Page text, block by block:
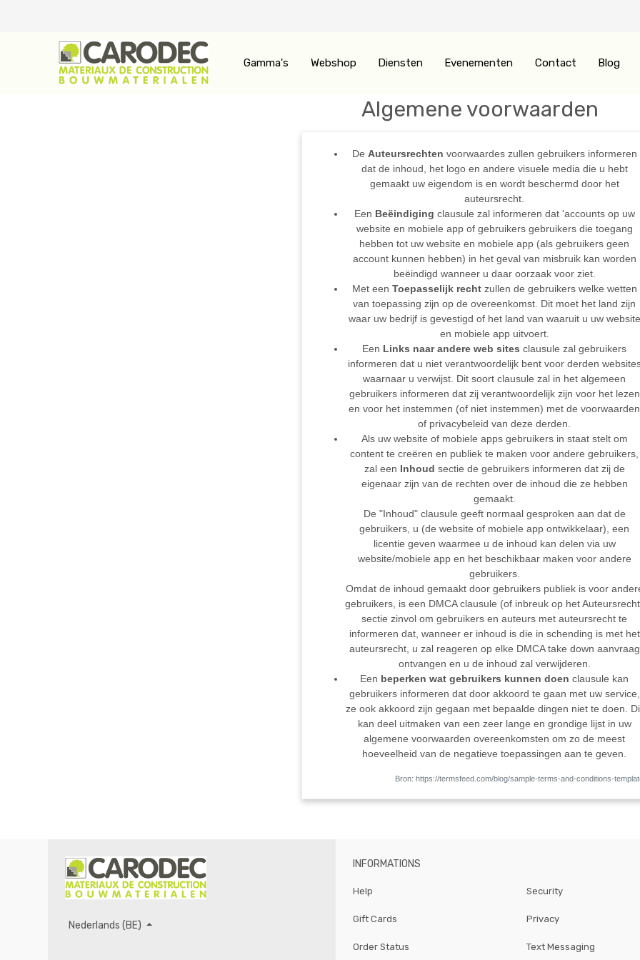
Gamma's Webshop Diensten Evenementen Contact Blog
Algemene voorwaarden
De Auteursrechten voorwaardes zullen gebruikers informeren
dat de inhoud, het logo en andere visuele media die u hebt
gemaakt uw eigendom is en wordt beschermd door het
auteursrecht.
Een Beëindiging clausule zal informeren dat 'accounts op uw
website en mobiele app of gebruikers gebruikers die toegang
hebben tot uw website en mobiele app (als gebruikers geen
account kunnen hebben) in het geval van misbruik kan worden
beëindigd wanneer u daar oorzaak voor ziet.
Met een Toepasselijk rechtzullen de gebruikers welke wetten
van toepassing zijn op de overeenkomst. Dit moet het land zijn
waar uw bedrijf is gevestigd of het land van waaruit u uw website
en mobiele app uitvoert.
Een Links naar andere web sites clausule zal gebruikers
informeren dat u niet verantwoordelijk bent voor derden
waarnaar u verwijst. Dit soort clausule zal in het algemeen
gebruikers informeren dat zij verantwoordelijk zijn voor het lezen
en voor het instemmen (of niet instemmen) met de voorwaarden
of privacybeleid van deze derden.
Als uw website of mobiele apps gebruikers in staat stelt om
content te creëren en publiek te maken voor andere gebruikers,
zal een Inhoud sectie de gebruikers informeren dat zij de
eigenaar zijn van de rechten over de inhoud die ze hebben
gemaakt.
De "Inhoud" clausule geeft normaal gesproken aan dat de
gebruikers, u (de website of mobiele app ontwikkelaar), een
licentie geven waarmee u de inhoud kan delen via uw
website/mobiele app en het beschikbaar maken voor andere
gebruikers.
Omdat de inhoud gemaakt door gebruikers publiek is voor
gebruikers, is een DMCA clausule (of inbreuk op het
sectie zinvol om gebruikers en auteurs met auteursrecht te
informeren dat, wanneer er inhoud is die in schending is met het
auteursrecht, u zal reageren op elke DMCA take down aanvraag
ontvangen en u de inhoud zal verwijderen.
Een beperken wat gebruikers kunnen doen clausule kan
gebruikers informeren dat door akkoord te gaan met uw service,
ze ook akkoord zijn gegaan met bepaalde dingen niet te doen.
kan deel uitmaken van een zeer lange en grondige lijst in uw
algemene voorwaarden overeenkomsten om zo de meest
hoeveelheid van de negatieve toepassingen aan te geven.
Bron: https://termsfeed.com/blog/sample-terms-and-conditions-
Nederlands (BE)
INFORMATIONS
Help
Gift Cards
Order Status
Security
Privacy
Text Messaging